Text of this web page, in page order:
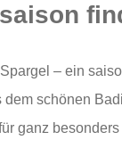
– ein
schönen
ganz besonders